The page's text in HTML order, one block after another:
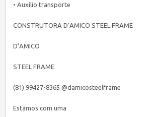
• Auxílio transporte
CONSTRUTORA D’AMICO STEEL FRAME
D’AMICO
STEEL FRAME
(81) 99427-8365 @damicosteelframe
Estamos com uma